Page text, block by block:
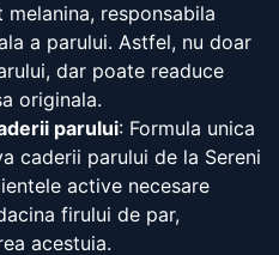
responsabila
a parului. Astfel, nu doar
dar poate readuce
originala.
parului: Formula unica
caderii parului de la Sereni
active necesare
firului de par,
acestuia.